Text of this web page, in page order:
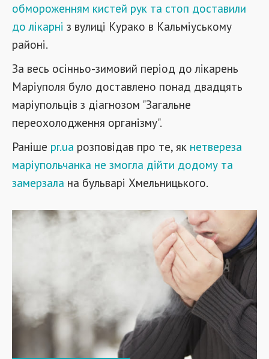
обмороженням кистей рук та стоп доставили
до лікарні з вулиці Курако в Кальміуському
районі.
За весь осінньо-зимовий період до лікарень
Маріуполя було доставлено понад двадцять
маріупольців з діагнозом "Загальне
переохолодження організму".
Раніше pr.ua розповідав про те, як нетвереза
маріупольчанка не змогла дійти додому та
замерзала на бульварі Хмельницького.